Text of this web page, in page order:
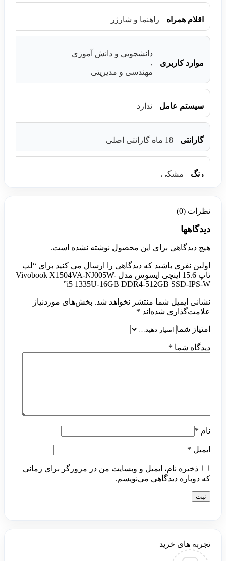
اقلام همراه راهنما و شارژر
موارد کاربری
دانشجویی و دانش آموزی
,
مهندسی و مدیریتی
سیستم عامل ندارد
گارانتی 18 ماه گارانتی اصلی
رنگ مشکی
نظرات (0)
دیدگاهها
هیچ دیدگاهی برای این محصول نوشته نشده است.
اولین نفری باشید که دیدگاهی را ارسال می کنید برای “لپ
تاپ 15.6 اینچی ایسوس مدل Vivobook X1504VA-NJ005W-
i5 1335U-16GB DDR4-512GB SSD-IPS-W”
نشانی ایمیل شما منتشر نخواهد شد. بخش‌های موردنیاز
علامت‌گذاری شده‌اند *
امتیاز شما
دیدگاه شما *
نام *
ایمیل *
ذخیره نام، ایمیل و وبسایت من در مرورگر برای زمانی
که دوباره دیدگاهی می‌نویسم.
تجربه های خرید